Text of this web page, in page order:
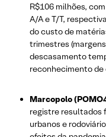
R$106 milhões,
A/A e T/T,
do custo de
trimestres
descasamento
reconhecimento de
Marcopolo
registre resultados
urbanos e